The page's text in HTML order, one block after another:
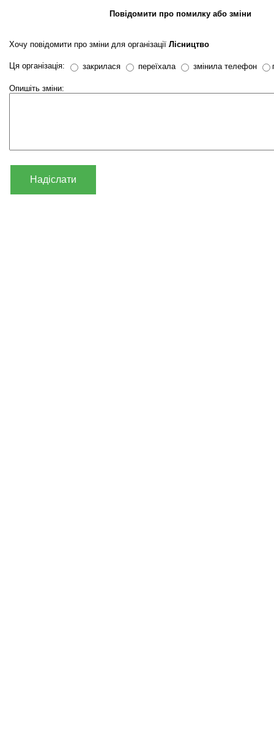
Повідомити про помилку або зміни
Хочу повідомити про зміни для організації Лісництво
Ця організація: закрилася переїхала змінила телефон
Опишіть зміни:
Надіслати